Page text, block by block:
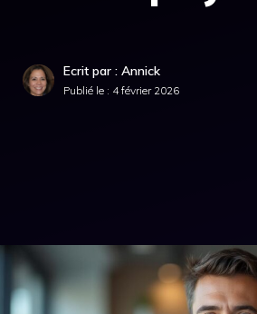
Ecrit par : Annick
Publié le : 4 février 2026